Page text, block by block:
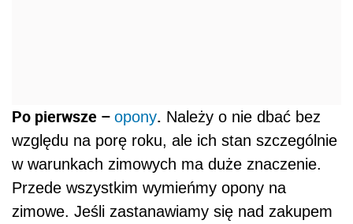
Po pierwsze – opony. Należy o nie dbać bez
względu na porę roku, ale ich stan szczególnie
w warunkach zimowych ma duże znaczenie.
Przede wszystkim wymieńmy opony na
zimowe. Jeśli zastanawiamy się nad zakupem